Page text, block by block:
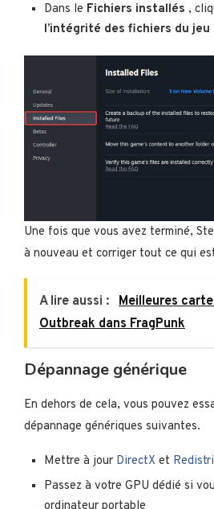
Dans le Fichiers installés ,
l’intégrité des fichiers du jeu
Une fois que vous avez terminé,
à nouveau et corriger tout ce qui
A lire aussi : Meilleures
Outbreak dans FragPunk
Dépannage générique
En dehors de cela, vous pouvez
dépannage génériques suivantes.
Mettre à jour DirectX et
Passez à votre GPU dédié si